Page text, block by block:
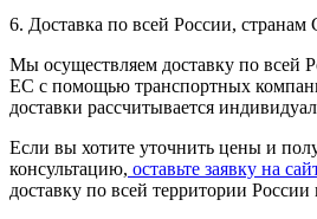
6. Доставка по всей России,
Мы осуществляем доставку по всей
ЕС с помощью транспортных
доставки рассчитывается
Если вы хотите уточнить цены и
консультацию, оставьте заявку на
доставку по всей территории